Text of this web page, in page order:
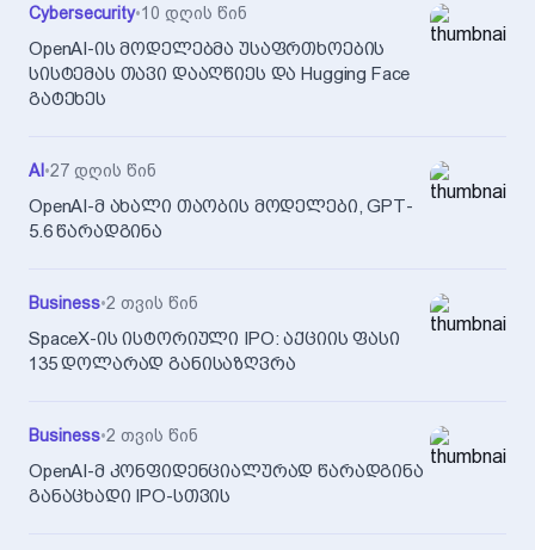
Cybersecurity•10 დღის წინ
OpenAI-ის მოდელებმა უსაფრთხოების
სისტემას თავი დააღწიეს და Hugging Face
გატეხეს
AI •27 დღის წინ
OpenAI-მ ახალი თაობის მოდელები, GPT-
5.6 წარადგინა
Business•2 თვის წინ
SpaceX-ის ისტორიული IPO: აქციის ფასი
135 დოლარად განისაზღვრა
Business•2 თვის წინ
OpenAI-მ კონფიდენციალურად წარადგინა
განაცხადი IPO-სთვის